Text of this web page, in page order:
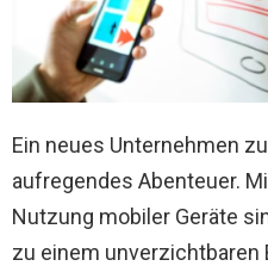
Ein neues Unternehmen
aufregendes Abenteuer.
Nutzung mobiler Geräte
zu einem